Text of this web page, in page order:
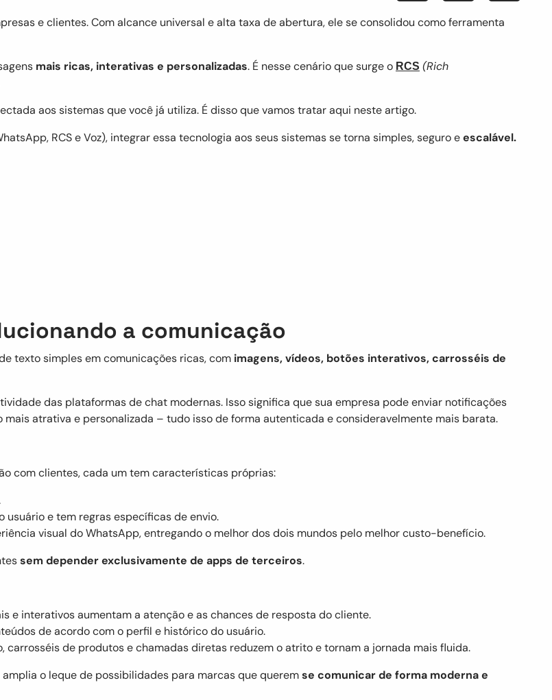
e clientes. Com alcance universal e alta taxa de abertura, ele se consolidou como ferramenta
mais ricas, interativas e personalizadas. É nesse cenário que surge o RCS (Rich
aos sistemas que você já utiliza. É disso que vamos tratar aqui neste artigo.
RCS e Voz), integrar essa tecnologia aos seus sistemas se torna simples, seguro eescalável.
a comunicação
texto simples em comunicações ricas, com imagens, vídeos, botões interativos, carrosséis de
das plataformas de chat modernas. Isso significa que sua empresa pode enviar notificações
atrativa e personalizada – tudo isso de forma autenticada e consideravelmente mais barata.
com clientes, cada um tem características próprias:
e tem regras específicas de envio.
visual do WhatsApp, entregando o melhor dos dois mundos pelo melhor custo-benefício.
sem depender exclusivamente de apps de terceiros.
e interativos aumentam a atenção e as chances de resposta do cliente.
de acordo com o perfil e histórico do usuário.
carrosséis de produtos e chamadas diretas reduzem o atrito e tornam a jornada mais fluida.
amplia o leque de possibilidades para marcas que queremse comunicar de forma moderna e